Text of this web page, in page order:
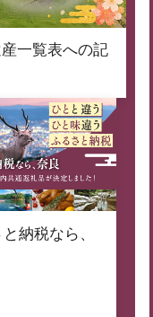
一覧表への記
納税なら、